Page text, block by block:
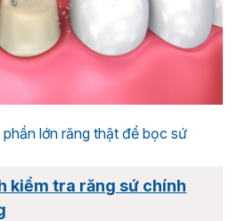
lớn răng thật để bọc sứ
kiểm tra răng sứ chính